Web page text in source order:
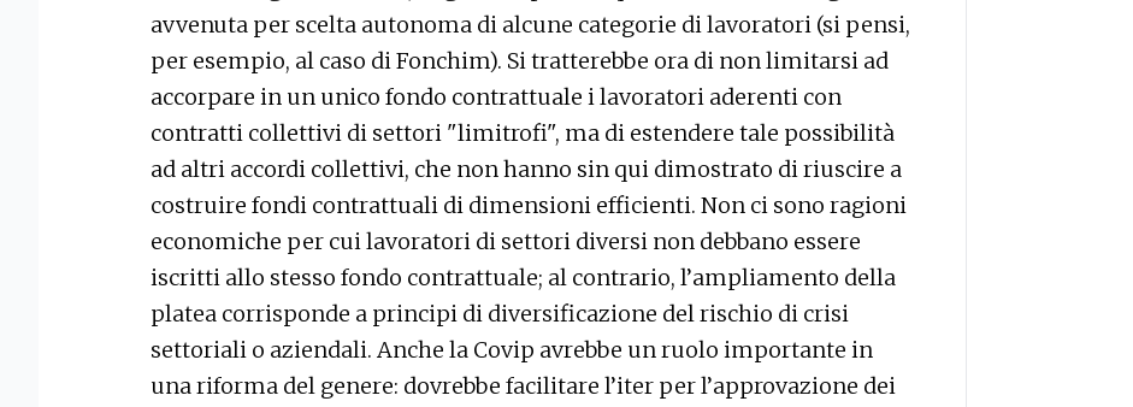
avvenuta per scelta autonoma di alcune categorie di lavoratori (si pensi,
per esempio, al caso di Fonchim). Si tratterebbe ora di non limitarsi ad
accorpare in un unico fondo contrattuale i lavoratori aderenti con
contratti collettivi di settori "limitrofi", ma di estendere tale possibilità
ad altri accordi collettivi, che non hanno sin qui dimostrato di riuscire a
costruire fondi contrattuali di dimensioni efficienti. Non ci sono ragioni
economiche per cui lavoratori di settori diversi non debbano essere
iscritti allo stesso fondo contrattuale; al contrario, l’ampliamento della
platea corrisponde a principi di diversificazione del rischio di crisi
settoriali o aziendali. Anche la Covip avrebbe un ruolo importante in
una riforma del genere: dovrebbe facilitare l’iter per l’approvazione dei